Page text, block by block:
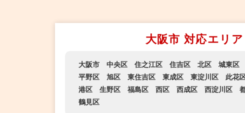
大阪市 対応エリア
大阪市 中央区 住之江区 住吉区 北区 城東区
平野区
旭区 東住吉区 東成区 東淀川区 此花
港区
生野区 福島区 西区 西成区 西淀川区
鶴見区